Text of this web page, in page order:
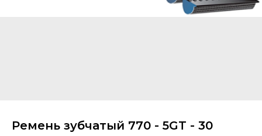
Ремень зубчатый 770 - 5GT - 30